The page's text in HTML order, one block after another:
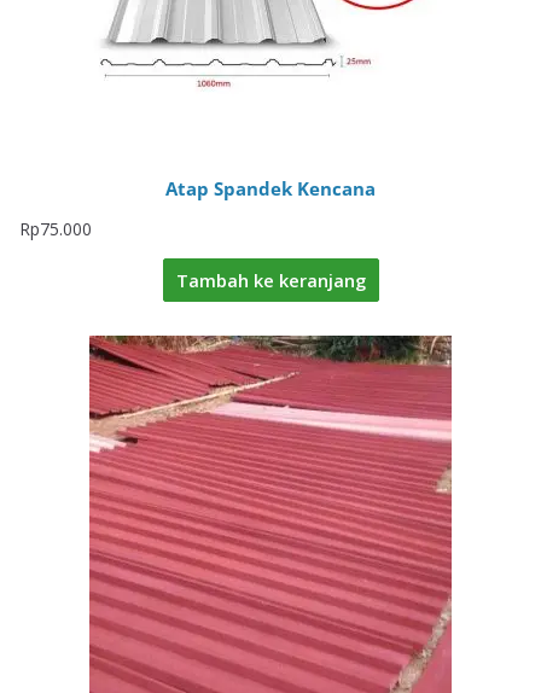
Atap Spandek Kencana
Rp75.000
Tambah ke keranjang